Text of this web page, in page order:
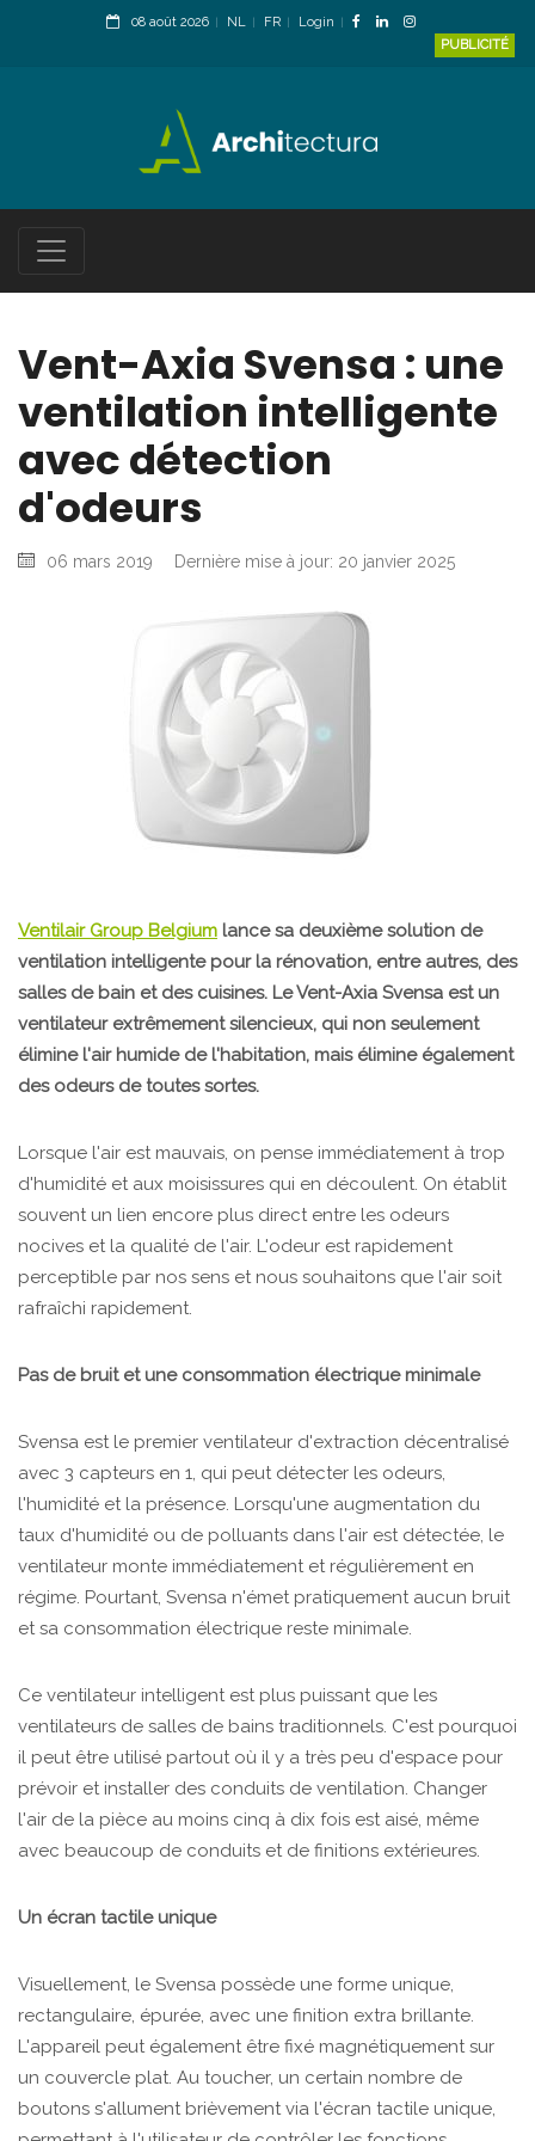
08 août 2026 NL FR
Login
PUBLICITÉ
Vent-Axia Svensa : une
ventilation intelligente
avec détection
d'odeurs
06 mars 2019 Dernière mise à jour: 20 janvier 2025
Ventilair Group Belgium lance sa deuxième solution de
ventilation intelligente pour la rénovation, entre autres, des
salles de bain et des cuisines. Le Vent-Axia Svensa est un
ventilateur extrêmement silencieux, qui non seulement
élimine l'air humide de l'habitation, mais élimine également
des odeurs de toutes sortes.
Lorsque l'air est mauvais, on pense immédiatement à trop
d'humidité et aux moisissures qui en découlent. On établit
souvent un lien encore plus direct entre les odeurs
nocives et la qualité de l'air. L'odeur est rapidement
perceptible par nos sens et nous souhaitons que l'air soit
rafraîchi rapidement.
Pas de bruit et une consommation électrique minimale
Svensa est le premier ventilateur d'extraction décentralisé
avec 3 capteurs en 1, qui peut détecter les odeurs,
l'humidité et la présence. Lorsqu'une augmentation du
taux d'humidité ou de polluants dans l'air est détectée, le
ventilateur monte immédiatement et régulièrement en
régime. Pourtant, Svensa n'émet pratiquement aucun bruit
et sa consommation électrique reste minimale.
Ce ventilateur intelligent est plus puissant que les
ventilateurs de salles de bains traditionnels. C'est pourquoi
il peut être utilisé partout où il y a très peu d'espace pour
prévoir et installer des conduits de ventilation. Changer
l'air de la pièce au moins cinq à dix fois est aisé, même
avec beaucoup de conduits et de finitions extérieures.
Un écran tactile unique
Visuellement, le Svensa possède une forme unique,
rectangulaire, épurée, avec une finition extra brillante.
L'appareil peut également être fixé magnétiquement sur
un couvercle plat. Au toucher, un certain nombre de
boutons s'allument brièvement via l'écran tactile unique,